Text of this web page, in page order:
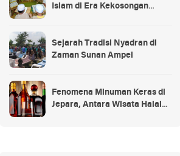
Islam di Era Kekosongan
Sejarah Tradisi Nyadran di
Zaman Sunan Ampel
Fenomena Minuman Keras di
Jepara, Antara Wisata Halal